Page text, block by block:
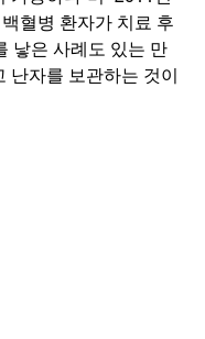
혈병 환자가 치료 후
낳은 사례도 있는 만
난자를 보관하는 것이